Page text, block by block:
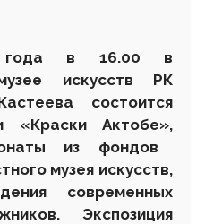
года в 16.00 в
искусств РК
состоится
«Краски Актобе»,
из фондов
музея искусств,
современных
Экспозиция